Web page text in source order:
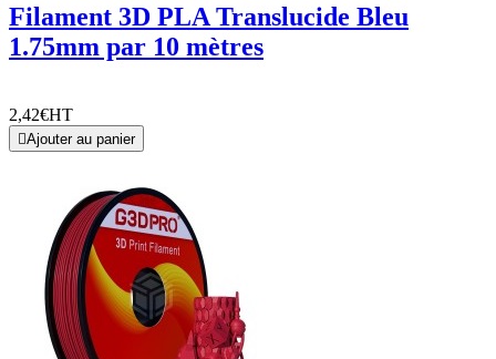
Filament 3D PLA Translucide Bleu
1.75mm par 10 mètres
2,42€HT
Ajouter au panier